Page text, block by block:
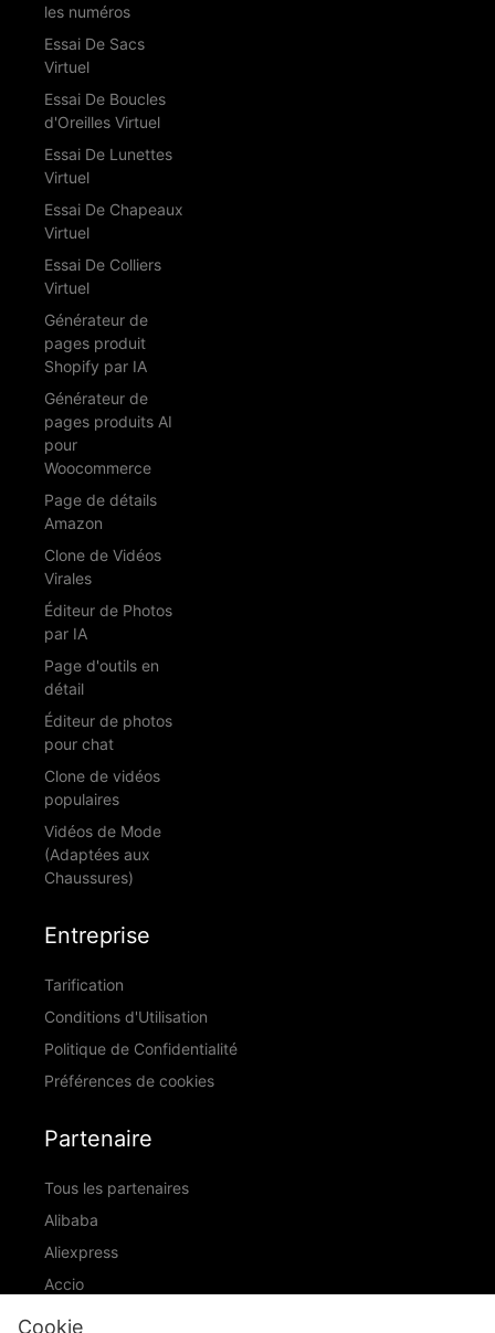
les numéros
Essai De Sacs
Virtuel
Essai De Boucles
d'Oreilles Virtuel
Essai De Lunettes
Virtuel
Essai De Chapeaux
Virtuel
Essai De Colliers
Virtuel
Générateur de
pages produit
Shopify par IA
Générateur de
pages produits AI
pour
Woocommerce
Page de détails
Amazon
Clone de Vidéos
Virales
Éditeur de Photos
par IA
Page d'outils en
détail
Éditeur de photos
pour chat
Clone de vidéos
populaires
Vidéos de Mode
(Adaptées aux
Chaussures)
Entreprise
Tarification
Conditions d'Utilisation
Politique de Confidentialité
Préférences de cookies
Partenaire
Tous les partenaires
Alibaba
Aliexpress
Accio
ID Ranking
Cookie